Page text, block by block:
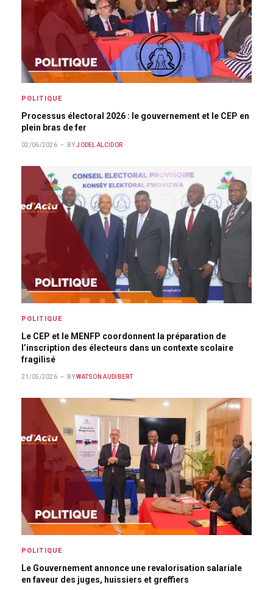
POLITIQUE
Processus électoral 2026 : le gouvernement et le CEP en
plein bras de fer
02/06/2026 BY JODEL ALCIDOR
POLITIQUE
Le CEP et le MENFP coordonnent la préparation de
l’inscription des électeurs dans un contexte scolaire
fragilisé
21/05/2026 BY WATSON AUDIBERT
POLITIQUE
Le Gouvernement annonce une revalorisation salariale
en faveur des juges, huissiers et greffiers